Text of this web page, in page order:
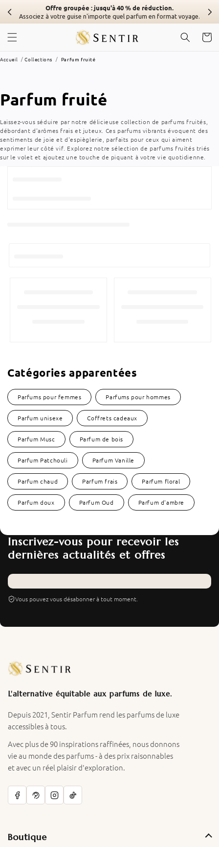
content
Offre groupée : jusqu'à 40 % de réduction.
Associez à votre guise n'importe quel parfum en format voyage.
Chariot
Accueil Collections Parfum fruité
Collection
:
Parfum fruité
Laissez-vous séduire par notre délicieuse collection de parfums fruités,
débordant d'arômes frais et juteux. Ces parfums vibrants évoquent des
sentiments de joie et d'espièglerie, parfaits pour ceux qui aiment
exprimer leur côté vif. Explorez notre sélection de parfums fruités triés
sur le volet et ajoutez une touche de piquant à votre vie quotidienne.
Catégories apparentées
Parfums pour femmes Parfums pour hommes
Parfum unisexe Coffrets cadeaux
Parfum Musc Parfum de bois
Parfum Patchouli Parfum Vanille
Parfum chaud Parfum frais Parfum floral
Parfum doux Parfum Oud Parfum d'ambre
Inscrivez-vous pour recevoir les
dernières actualités et offres
Vous pouvez vous désabonner à tout moment.
L'alternative équitable aux parfums de luxe.
Depuis 2021, Sentir Parfum rend les parfums de luxe
accessibles à tous.
Avec plus de 90 inspirations raffinées, nous donnons
vie au monde des parfums - à des prix raisonnables
et avec un réel plaisir d'exploration.
Boutique